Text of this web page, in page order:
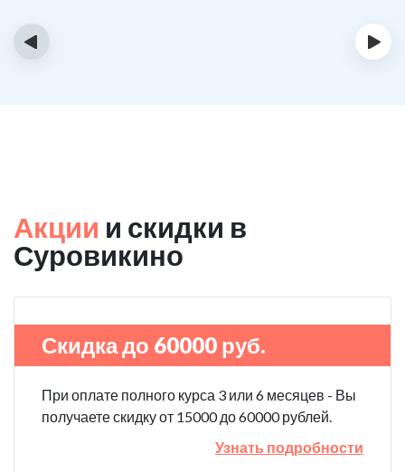
‹ ›
Акции и скидки в
Суровикино
Скидка до 60000 руб.
При оплате полного курса 3 или 6 месяцев - Вы
получаете скидку от 15000 до 60000 рублей.
Узнать подробности